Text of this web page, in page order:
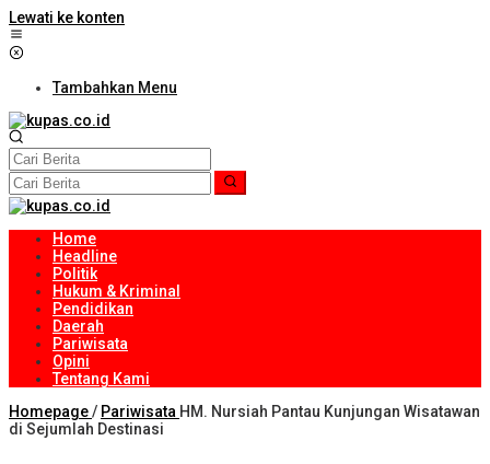
Lewati ke konten
Tambahkan Menu
Home
Headline
Politik
Hukum & Kriminal
Pendidikan
Daerah
Pariwisata
Opini
Tentang Kami
Homepage/ Pariwisata HM. Nursiah Pantau Kunjungan Wisatawan
di Sejumlah Destinasi